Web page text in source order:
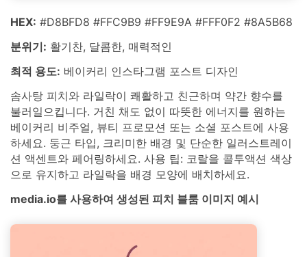
HEX: #D8BFD8 #FFC9B9 #FF9E9A #FFF0F2 #8A5B68
분위기: 활기찬, 달콤한, 매력적인
최적 용도: 베이커리 인스타그램 포스트 디자인
솜사탕 피치와 라일락이 쾌활하고 친근하며 약간 향수를
불러일으킵니다. 거친 채도 없이 따뜻한 에너지를 원하는
베이커리 비주얼, 뷰티 프로모션 또는 소셜 포스트에 사용
하세요. 둥근 타입, 크리미한 배경 및 단순한 일러스트레이
션 액센트와 페어링하세요. 사용 팁: 코랄을 콜투액션 색상
으로 유지하고 라일락을 배경 모양에 배치하세요.
media.io를 사용하여 생성된 피치 블룸 이미지 예시